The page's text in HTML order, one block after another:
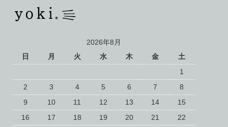
2026年8月
日
月 火 水 木 金
土
1
2
3 4 5 6 7
8
9
10 11 12 13 14
15
16
17 18 19 20 21
22